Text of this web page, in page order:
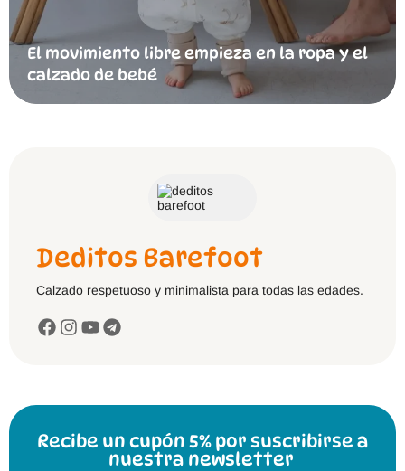
El movimiento libre empieza en la ropa y el
calzado de bebé
Deditos Barefoot
Calzado respetuoso y minimalista para todas las edades.
Recibe un cupón 5% por suscribirse a
nuestra newsletter